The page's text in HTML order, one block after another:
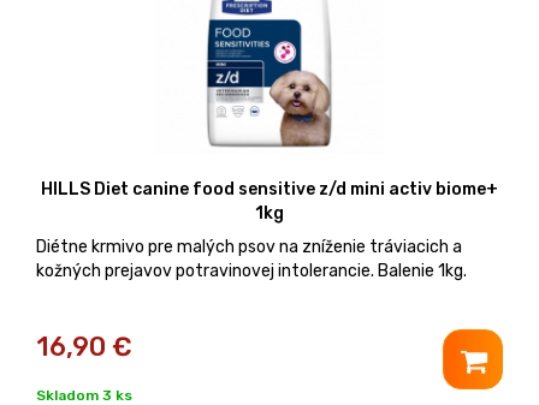
HILLS Diet canine food sensitive z/d mini activ biome+
1kg
Diétne krmivo pre malých psov na zníženie tráviacich a
kožných prejavov potravinovej intolerancie. Balenie 1kg.
16,90 €
Skladom 3 ks